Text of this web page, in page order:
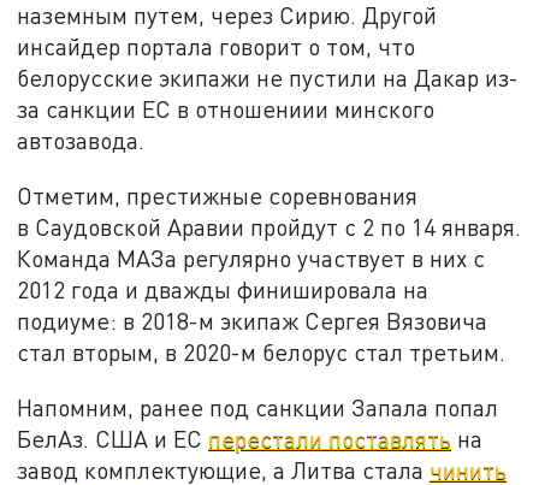
наземным путем, через Сирию. Другой
инсайдер портала говорит о том, что
белорусские экипажи не пустили на Дакар из-
за санкции ЕС в отношениии минского
автозавода.
Отметим, престижные соревнования
в Саудовской Аравии пройдут с 2 по 14 января.
Команда МАЗа регулярно участвует в них с
2012 года и дважды финишировала на
подиуме: в 2018-м экипаж Сергея Вязовича
стал вторым, в 2020-м белорус стал третьим.
Напомним, ранее под санкции Запала попал
БелАз. США и ЕС перестали поставлять на
завод комплектующие, а Литва стала чинить